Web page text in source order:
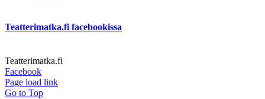
Teatterimatka.fi facebookissa
Teatterimatka.fi
Facebook
Page load link
Go to Top